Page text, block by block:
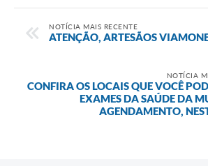
NOTÍCIA MAIS RECENTE
ATENÇÃO, ARTESÃOS
NOTÍCIA
CONFIRA OS LOCAIS QUE VOCÊ
EXAMES DA SAÚDE DA
AGENDAMENTO,